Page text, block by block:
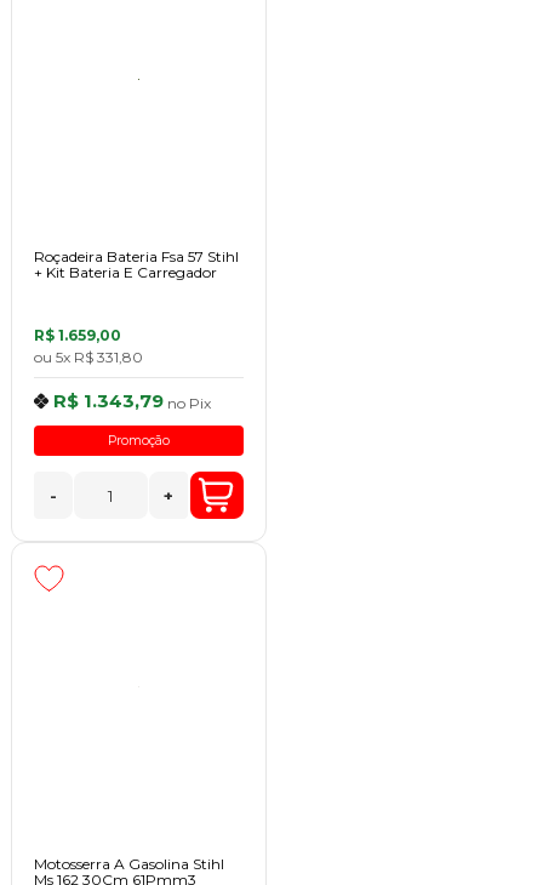
Roçadeira Bateria Fsa 57 Stihl
+ Kit Bateria E Carregador
R$ 1.659,00
ou 5x R$ 331,80
R$ 1.343,79 no Pix
Promoção
- +
Motosserra A Gasolina Stihl
Ms 162 30Cm 61Pmm3